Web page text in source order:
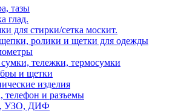
тазы
глад.
для стирки/сетка москит.
ролики и щетки для одежды
тележки, термосумки
и щетки
изделия
телефон и разъемы
УЗО, ДИФ